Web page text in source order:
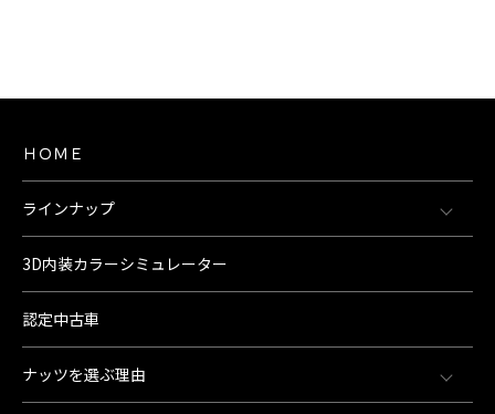
ＨＯＭＥ
ラインナップ
3D内装カラーシミュレーター
認定中古車
ナッツを選ぶ理由